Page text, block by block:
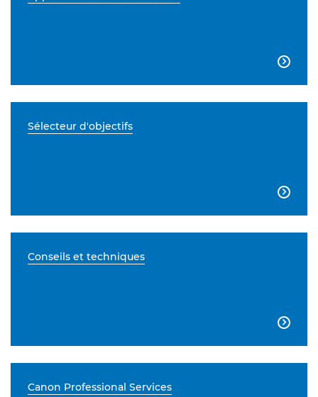

Sélecteur d'objectifs

Conseils et techniques

Canon Professional Services